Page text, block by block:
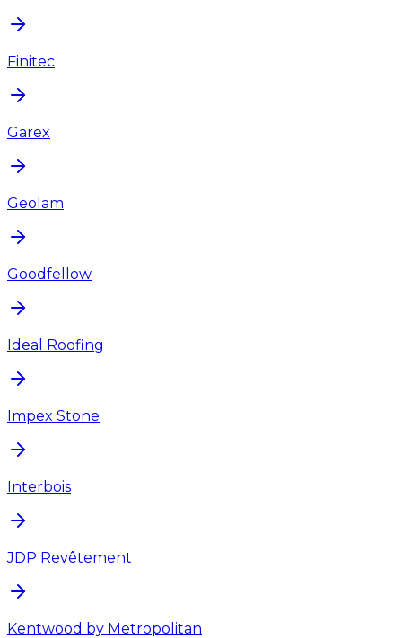
Finitec
Garex
Geolam
Goodfellow
Ideal Roofing
Impex Stone
Interbois
JDP Revêtement
Kentwood by Metropolitan